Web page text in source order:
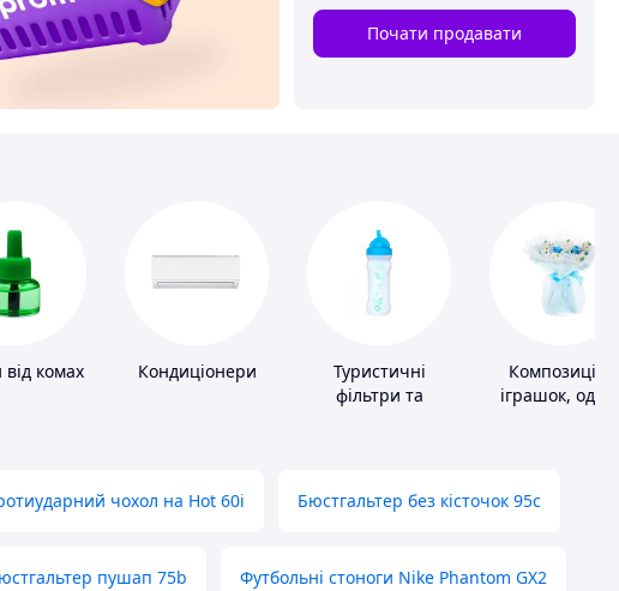
Почати продавати
від комах Кондиціонери
Туристичні
фільтри та
Композиції з
іграшок,
чохол на Hot 60i Бюстгальтер без кісточок 95с
пушап 75b Футбольні стоноги Nike Phantom GX2